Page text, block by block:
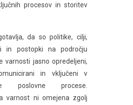
procesov in storitev
da so politike, cilji,
in postopki na področju
varnosti jasno opredeljeni,
in vključeni v
poslovne procese.
varnost ni omejena zgolj